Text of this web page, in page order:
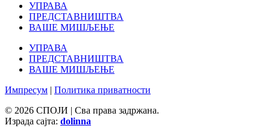
УПРАВА
ПРЕДСТАВНИШТВА
ВАШЕ МИШЉЕЊЕ
УПРАВА
ПРЕДСТАВНИШТВА
ВАШЕ МИШЉЕЊЕ
Импресум | Политика приватности
© 2026 СПОЈИ | Сва права задржана.
Израда сајта: dolinna